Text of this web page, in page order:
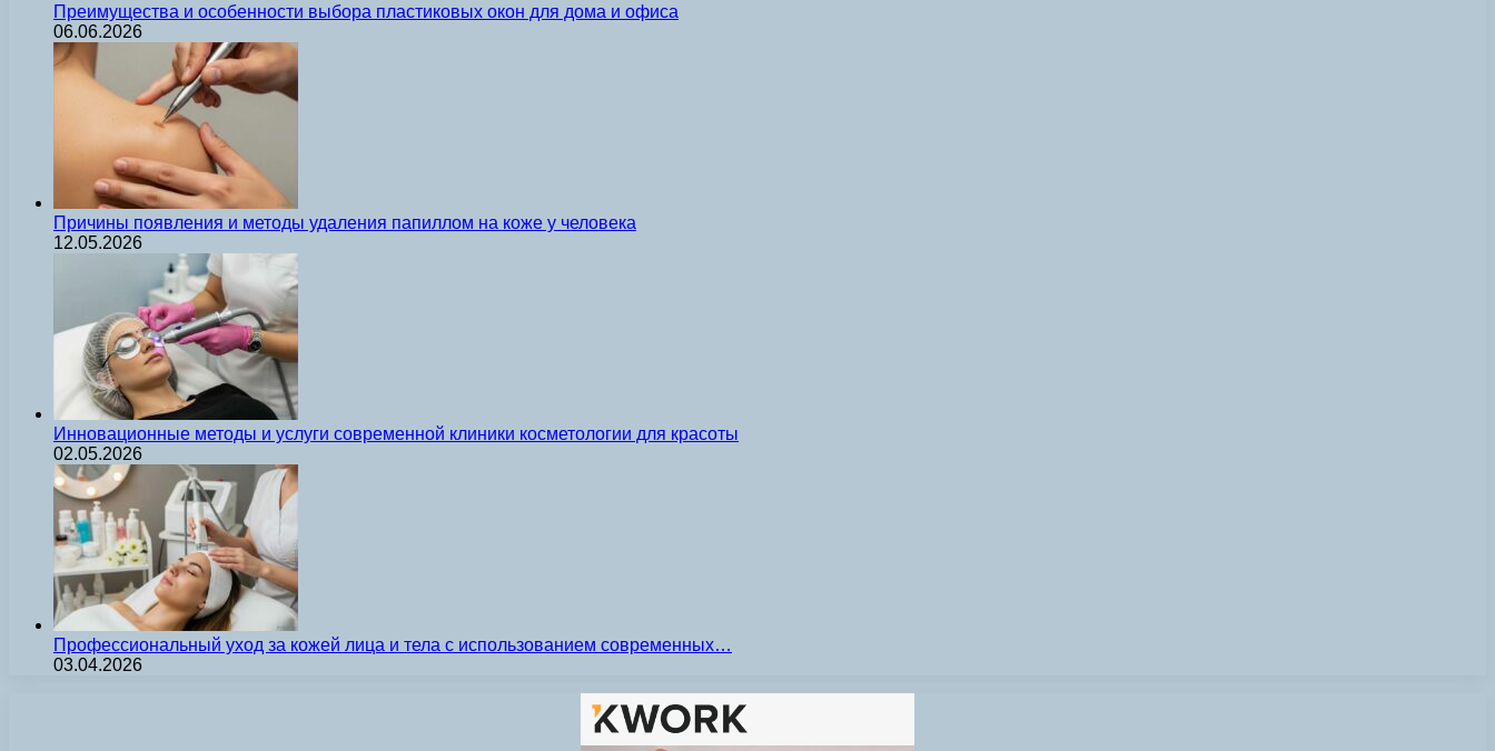
Преимущества и особенности выбора пластиковых окон для дома и офиса
06.06.2026
Причины появления и методы удаления папиллом на коже у человека
12.05.2026
Инновационные методы и услуги современной клиники косметологии для красоты
02.05.2026
Профессиональный уход за кожей лица и тела с использованием современных…
03.04.2026